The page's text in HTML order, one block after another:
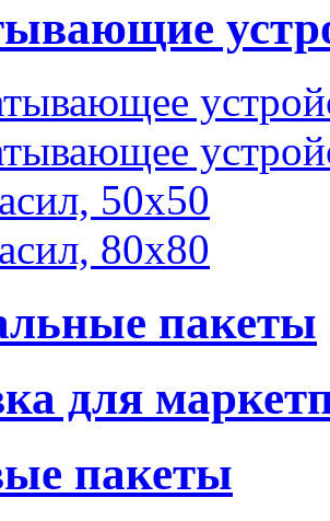
50х50
80х80
пакеты
для
пакеты